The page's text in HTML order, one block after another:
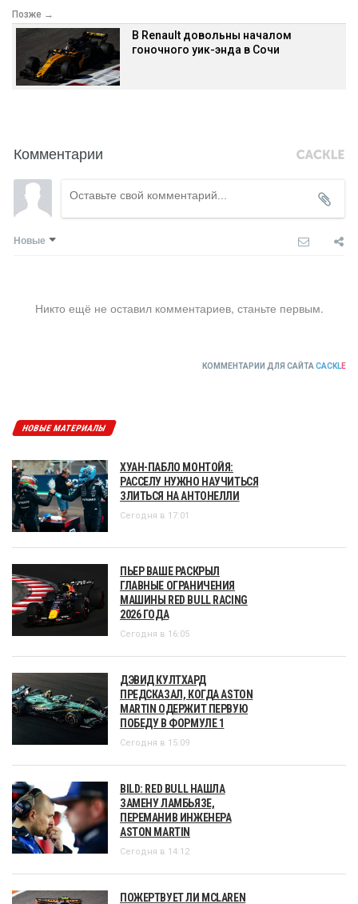
Позже →
В Renault довольны началом
гоночного уик-энда в Сочи
Комментарии
Новые
Никто ещё не оставил комментариев, станьте первым.
КОММЕНТАРИИ ДЛЯ САЙТА CACKLE
НОВЫЕ МАТЕРИАЛЫ
ХУАН-ПАБЛО МОНТОЙЯ:
РАССЕЛУ НУЖНО НАУЧИТЬСЯ
ЗЛИТЬСЯ НА АНТОНЕЛЛИ
Сегодня в 17:01
ПЬЕР ВАШЕ РАСКРЫЛ
ГЛАВНЫЕ ОГРАНИЧЕНИЯ
МАШИНЫ RED BULL RACING
2026 ГОДА
Сегодня в 16:05
ДЭВИД КУЛТХАРД
ПРЕДСКАЗАЛ, КОГДА ASTON
MARTIN ОДЕРЖИТ ПЕРВУЮ
ПОБЕДУ В ФОРМУЛЕ 1
Сегодня в 15:09
BILD: RED BULL НАШЛА
ЗАМЕНУ ЛАМБЬЯЗЕ,
ПЕРЕМАНИВ ИНЖЕНЕРА
ASTON MARTIN
Сегодня в 14:12
ПОЖЕРТВУЕТ ЛИ MCLAREN